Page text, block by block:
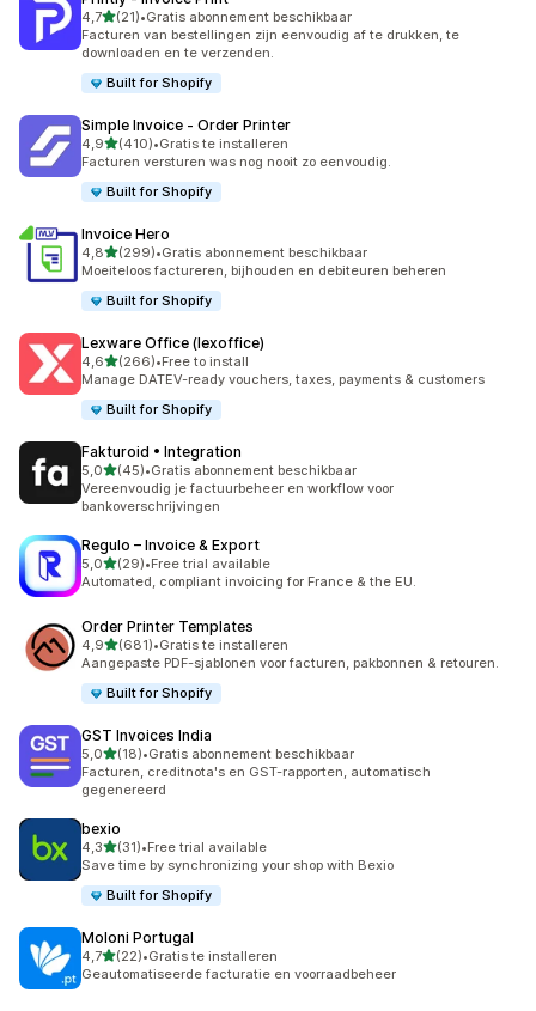
4,7van 5 sterren
(21)
21 recensies in totaal
•Gratis abonnement beschikbaar
Facturen van bestellingen zijn eenvoudig af te drukken, te
downloaden en te verzenden.
Built for Shopify
Simple Invoice ‑ Order Printer
4,9van 5 sterren
(410)
410 recensies in totaal
•Gratis te installeren
Facturen versturen was nog nooit zo eenvoudig.
Built for Shopify
Invoice Hero
4,8van 5 sterren
(299)
299 recensies in totaal
•Gratis abonnement beschikbaar
Moeiteloos factureren, bijhouden en debiteuren beheren
Built for Shopify
Lexware Office (lexoffice)
4,6van 5 sterren
(266)
266 recensies in totaal
•Free to install
Manage DATEV-ready vouchers, taxes, payments & customers
Built for Shopify
Fakturoid • Integration
5,0van 5 sterren
(45)
45 recensies in totaal
•Gratis abonnement beschikbaar
Vereenvoudig je factuurbeheer en workflow voor
bankoverschrijvingen
Regulo – Invoice & Export
5,0van 5 sterren
(29)
29 recensies in totaal
•Free trial available
Automated, compliant invoicing for France & the EU.
Order Printer Templates
4,9van 5 sterren
(681)
681 recensies in totaal
•Gratis te installeren
Aangepaste PDF-sjablonen voor facturen, pakbonnen & retouren.
Built for Shopify
GST Invoices India
5,0van 5 sterren
(18)
18 recensies in totaal
•Gratis abonnement beschikbaar
Facturen, creditnota's en GST-rapporten, automatisch
gegenereerd
bexio
4,3van 5 sterren
(31)
31 recensies in totaal
•Free trial available
Save time by synchronizing your shop with Bexio
Built for Shopify
Moloni Portugal
4,7van 5 sterren
(22)
22 recensies in totaal
•Gratis te installeren
Geautomatiseerde facturatie en voorraadbeheer